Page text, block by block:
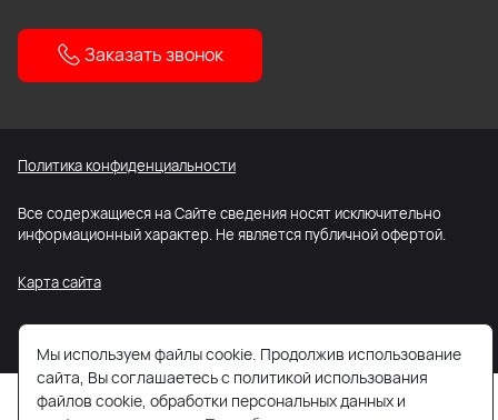
Заказать звонок
Политика конфиденциальности
Все содержащиеся на Сайте сведения носят исключительно
информационный характер. Не является публичной офертой.
Карта сайта
Мы используем файлы cookie. Продолжив использование
сайта, Вы соглашаетесь с политикой использования
файлов cookie, обработки персональных данных и